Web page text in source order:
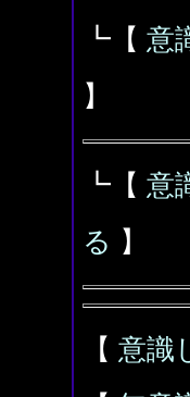
┗【 意
】
┗【 意
る 】
【 意識